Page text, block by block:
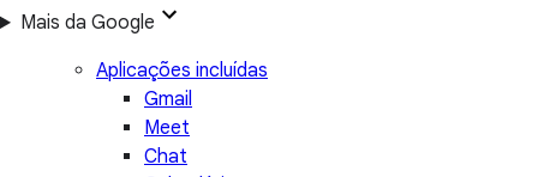
Mais da Google
Aplicações incluídas
Gmail
Meet
Chat